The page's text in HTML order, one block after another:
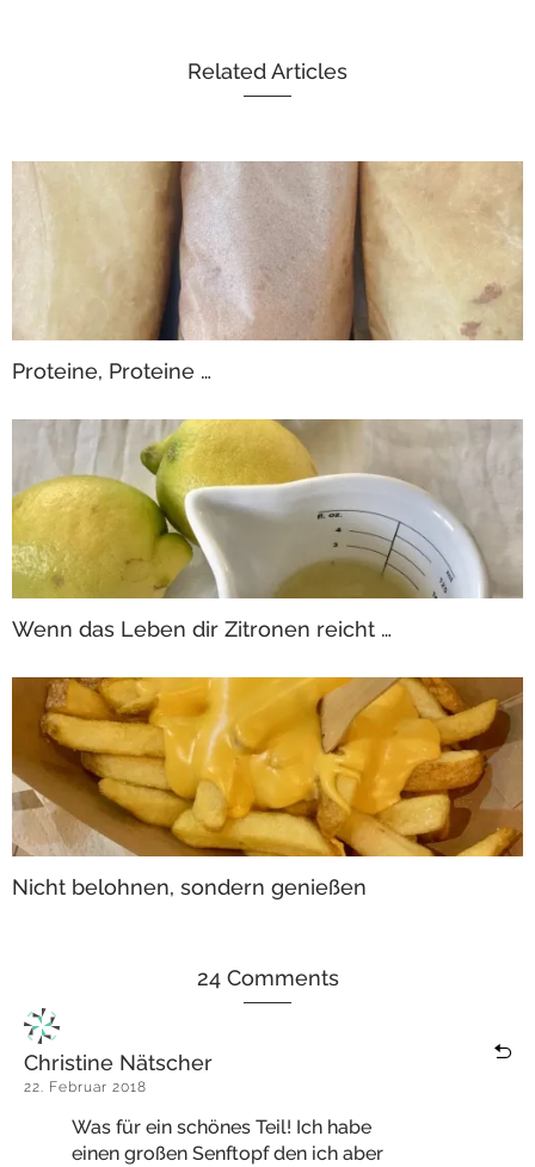
Related Articles
Proteine, Proteine …
Wenn das Leben dir Zitronen reicht …
Nicht belohnen, sondern genießen
24 Comments
Christine Nätscher
22. Februar 2018
Was für ein schönes Teil! Ich habe
einen großen Senftopf den ich aber